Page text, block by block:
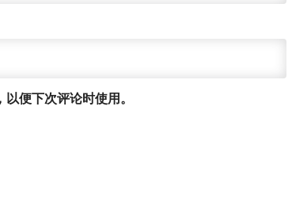
便下次评论时使用。